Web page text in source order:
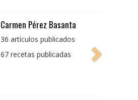
Pedro Manuel Collado
Cruz
producto bien tratado